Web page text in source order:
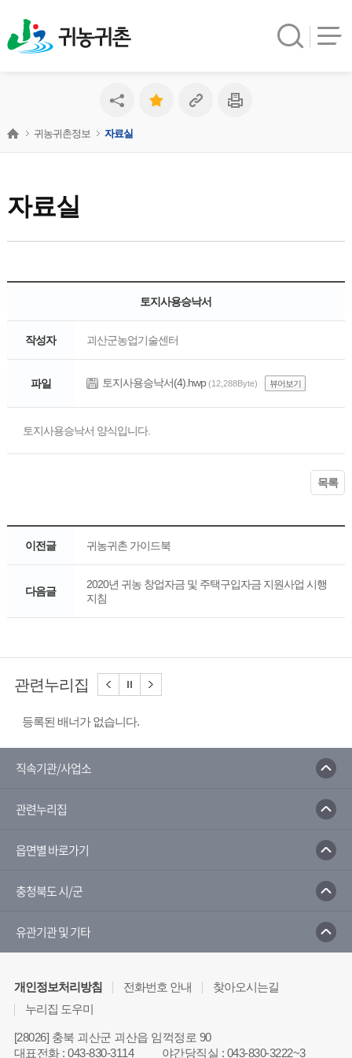
귀농귀촌
자료실
귀농귀촌정보 자료실
토지사용승낙서
작성자 괴산군농업기술센터
파일 토지사용승낙서(4).hwp (12,288Byte) 뷰어보기
토지사용승낙서 양식입니다.
목록
이전글 귀농귀촌 가이드북
다음글
2020년 귀농 창업자금 및 주택구입자금 지원사업 시행
지침
관련누리집
등록된 배너가 없습니다.
직속기관/사업소
관련누리집
읍면별 바로가기
충청북도 시/군
유관기관 및 기타
개인정보처리방침 전화번호 안내
찾아오시는길
누리집 도우미
[28026] 충북 괴산군 괴산읍 임꺽정로 90
대표전화:043-830-3114 야간당직실 : 043-830-3222~3